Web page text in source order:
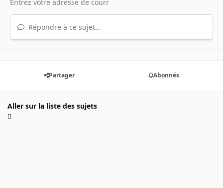
Répondre à ce sujet…
Partager Abonnés
Aller sur la liste des sujets